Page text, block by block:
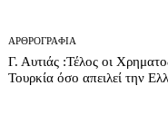
ΑΡΘΡΟΓΡΑΦΊΑ
Γ. Αυτιάς :Τέλος οι
Τουρκία όσο απειλεί την